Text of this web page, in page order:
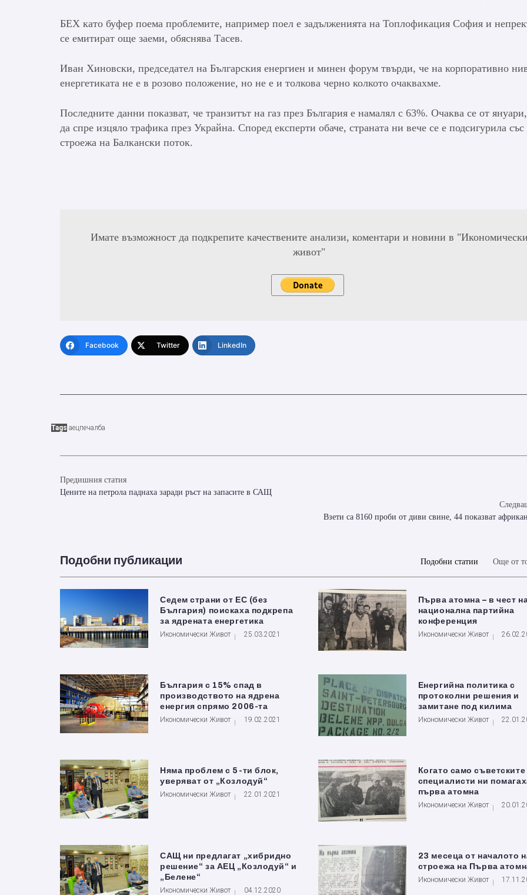
БЕХ като буфер поема проблемите, например поел е задълженията на Топлофикация София и
се емитират още заеми, обяснява Тасев.
Иван Хиновски, председател на Българския енергиен и минен форум твърди, че на корпоративно
енергетиката не е в розово положение, но не е и толкова черно колкото очаквахме.
Последните данни показват, че транзитът на газ през България е намалял с 63%. Очаква се от
да спре изцяло трафика през Украйна. Според експерти обаче, страната ни вече се е подсигурила със
строежа на Балкански поток.
Имате възможност да подкрепите качествените анализи, коментари и новини в "Икономически
живот"
Facebook Twitter LinkedIn
Tags аецпечалба
Предишния статия
Цените на петрола паднаха заради ръст на запасите в САЩ
Взети са 8160 проби от диви свине, 44 показват
Подобни публикации Подобни статии Още от
Седем страни от ЕС (без
България) поискаха подкрепа
за ядрената енергетика
Икономически Живот 25.03.2021
Първа атомна – в чест
национална партийна
конференция
Икономически Живот
България с 15% спад в
производството на ядрена
енергия спрямо 2006-та
Икономически Живот 19.02.2021
Енергийна политика с
протоколни решения и
замитане под килима
Икономически Живот
Няма проблем с 5-ти блок,
уверяват от „Козлодуй“
Икономически Живот 22.01.2021
Когато само съветските
специалисти ни
първа атомна
Икономически Живот
САЩ ни предлагат „хибридно
решение“ за АЕЦ „Козлодуй“ и
„Белене“
Икономически Живот 04.12.2020
23 месеца от началото
строежа на Първа
Икономически Живот